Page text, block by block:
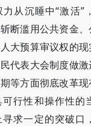
从沉睡中“激活”
断滥用公共资金、
大预算审议权的
代表大会制度做
等方面彻底改革
行性和操作性的
求一定的突破口